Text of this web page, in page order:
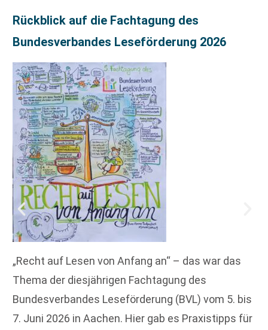
Rückblick auf die Fachtagung des
Bundesverbandes Leseförderung 2026
„Recht auf Lesen von Anfang an“ – das war das
Thema der diesjährigen Fachtagung des
Bundesverbandes Leseförderung (BVL) vom 5. bis
7. Juni 2026 in Aachen. Hier gab es Praxistipps für